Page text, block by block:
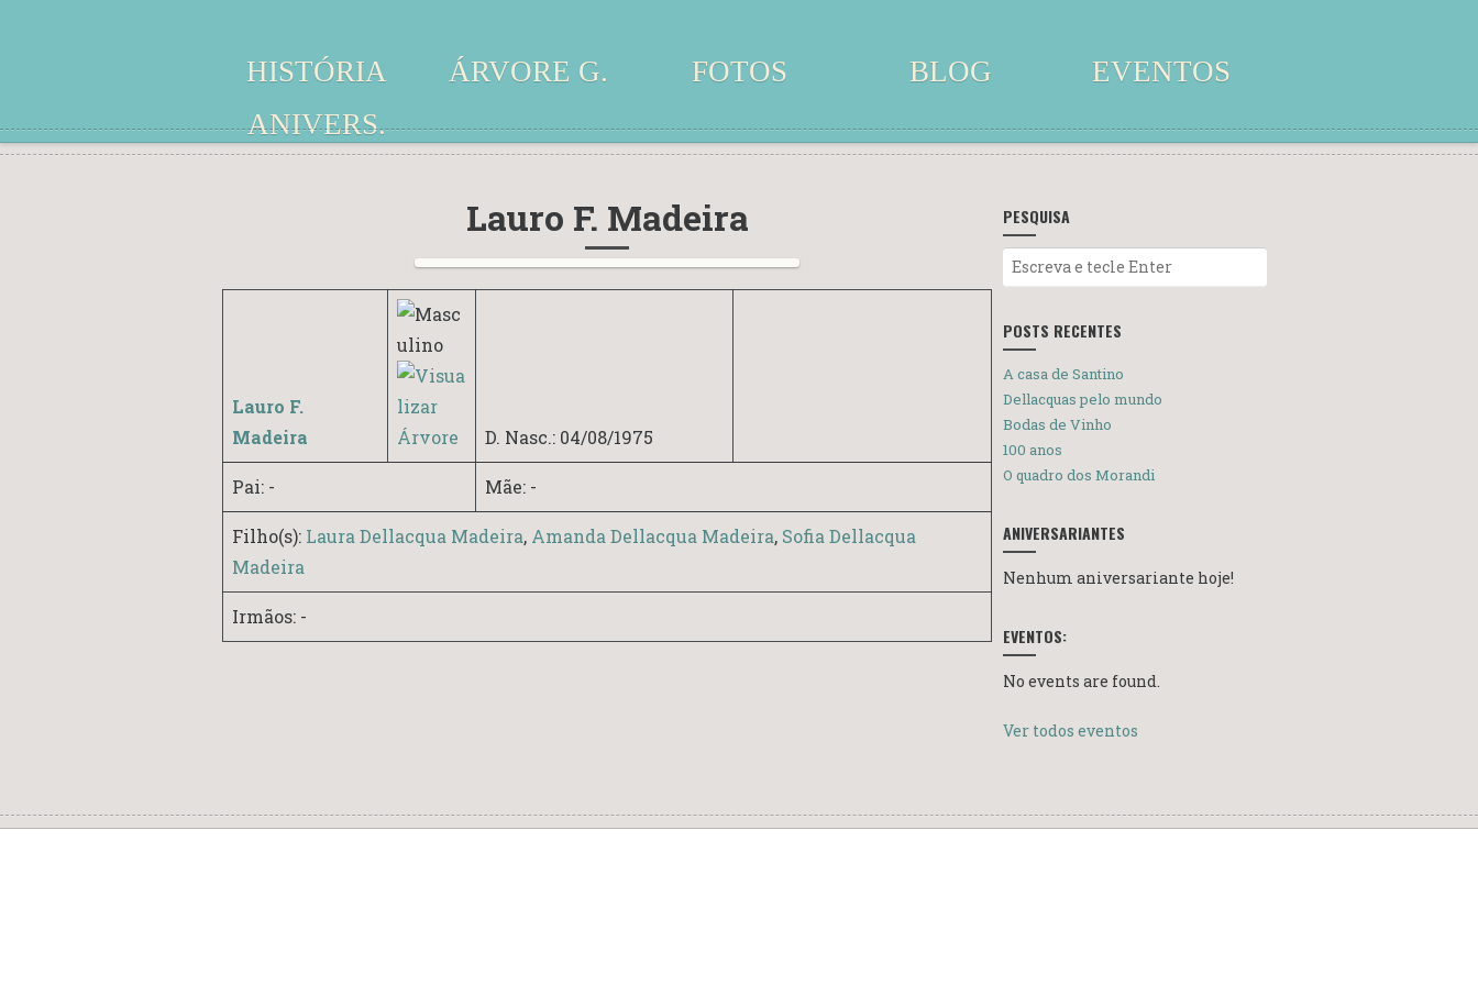
HISTÓRIA ÁRVORE G. FOTOS BLOG
EVENTOS
ANIVERS.
Lauro F. Madeira
Lauro F.
Madeira
D. Nasc.: 04/08/1975
Pai: - Mãe: -
Filho(s): Laura Dellacqua Madeira, Amanda Dellacqua Madeira, Sofia Dellacqua
Madeira
Irmãos: -
PESQUISA
POSTS RECENTES
A casa de Santino
Dellacquas pelo mundo
Bodas de Vinho
100 anos
O quadro dos Morandi
ANIVERSARIANTES
Nenhum aniversariante hoje!
EVENTOS:
No events are found.
Ver todos eventos